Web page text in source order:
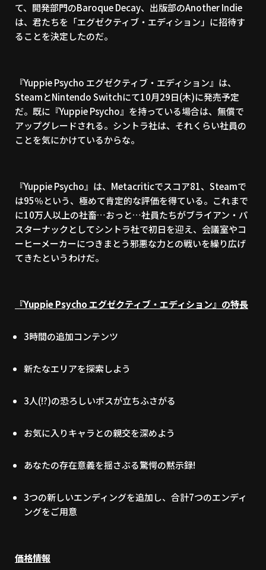
て、開発部門のBaroque Decay、出版部のAnother Indie
は、君たちを「エグゼクティブ・エディション」に招待す
ることを決定したのだ。
『Yuppie Psycho エグゼクティブ・エディション』は、
SteamとNintendo Switchにて10月29日(木)に発売予定
だ。既に『Yuppie Psycho』を持っている場合は、無償で
アップグレードされる。シントラ社は、それくらい社員の
ことを気にかけているからな。
『Yuppie Psycho』は、Metacriticでスコア81、Steamで
は95％という、極めて肯定的な評価を得ている。これまで
に10万人以上の社畜…おっと…社員たちがブライアン・パ
スターナックとしてシントラ社で初日を迎え、会議室やコ
ーヒーメーカーにつきまとう邪悪な力との戦いを繰り広げ
てきたというわけだ。
『Yuppie Psycho エグゼクティブ・エディション』の特長
3時間の追加コンテンツ
新たなエリアを探索しよう
3人(!?)の恐ろしいボスが立ちふさがる
お気に入りキャラとの親交を深めよう
あなたの存在意義を揺さぶる驚愕の黙示録!
3つの新しいエンディングを追加し、合計7つのエンディ
ングをご用意
価格情報